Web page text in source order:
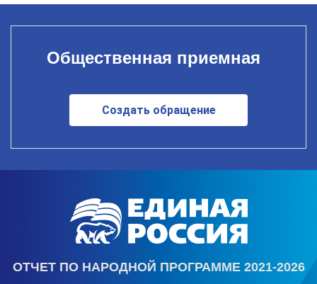
Общественная приемная
Создать обращение
ОТЧЕТ ПО НАРОДНОЙ ПРОГРАММЕ 2021-2026